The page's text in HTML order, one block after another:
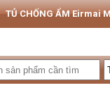
TỦ CHỐNG ẨM Eirmai